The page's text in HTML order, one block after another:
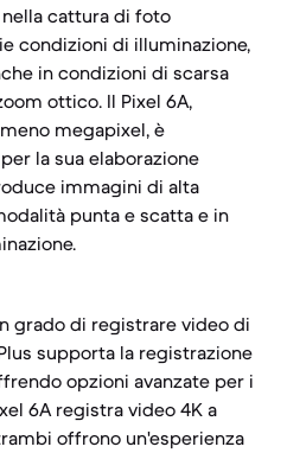
nella cattura di foto
condizioni di illuminazione,
in condizioni di scarsa
ottico. Il Pixel 6A,
megapixel, è
la sua elaborazione
immagini di alta
punta e scatta e in
grado di registrare video di
supporta la registrazione
opzioni avanzate per i
6A registra video 4K a
offrono un'esperienza